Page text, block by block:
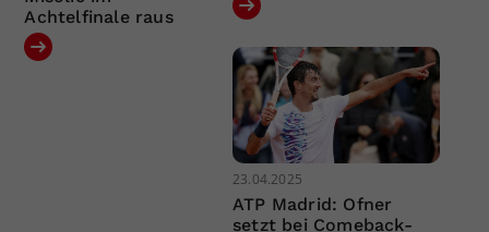
Achtelfinale raus
23.04.2025
ATP Madrid: Ofner
setzt bei Comeback-